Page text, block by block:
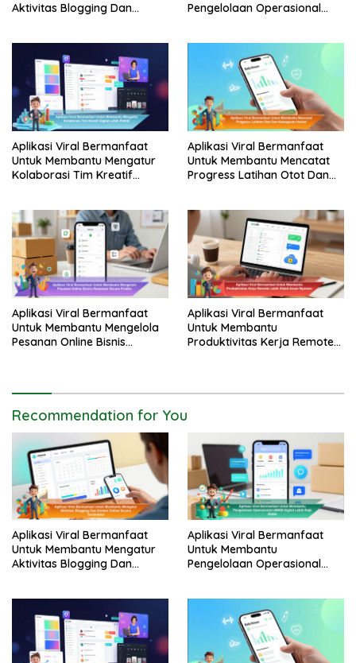
Aktivitas Blogging Dan
Pengelolaan Operasional
Aplikasi Viral Bermanfaat
Untuk Membantu Mengatur
Kolaborasi Tim Kreatif
Aplikasi Viral Bermanfaat
Untuk Membantu Mencatat
Progress Latihan Otot Dan
Aplikasi Viral Bermanfaat
Untuk Membantu Mengelola
Pesanan Online Bisnis
Aplikasi Viral Bermanfaat
Untuk Membantu
Produktivitas Kerja Remote
Recommendation for You
Aplikasi Viral Bermanfaat
Untuk Membantu Mengatur
Aktivitas Blogging Dan
Aplikasi Viral Bermanfaat
Untuk Membantu
Pengelolaan Operasional